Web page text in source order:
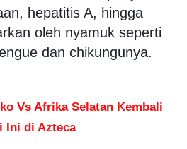
hepatitis A, hingga
oleh nyamuk seperti
dan chikungunya.
Vs Afrika Selatan Kembali
Ini di Azteca